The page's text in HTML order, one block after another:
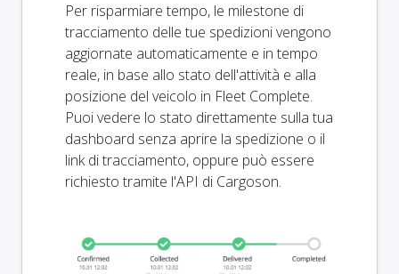
Per risparmiare tempo, le milestone di
tracciamento delle tue spedizioni vengono
aggiornate automaticamente e in tempo
reale, in base allo stato dell'attività e alla
posizione del veicolo in Fleet Complete.
Puoi vedere lo stato direttamente sulla tua
dashboard senza aprire la spedizione o il
link di tracciamento, oppure può essere
richiesto tramite l'API di Cargoson.